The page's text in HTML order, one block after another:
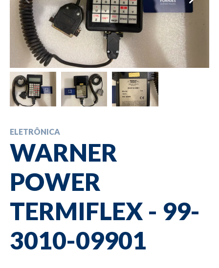
ELETRÔNICA
WARNER
POWER
TERMIFLEX - 99-
3010-09901